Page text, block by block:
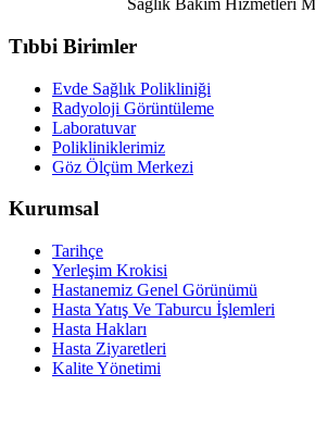
Sağlık Bakım Hizmetleri
Tıbbi Birimler
Evde Sağlık Polikliniği
Radyoloji Görüntüleme
Laboratuvar
Polikliniklerimiz
Göz Ölçüm Merkezi
Kurumsal
Tarihçe
Yerleşim Krokisi
Hastanemiz Genel Görünümü
Hasta Yatış Ve Taburcu İşlemleri
Hasta Hakları
Hasta Ziyaretleri
Kalite Yönetimi